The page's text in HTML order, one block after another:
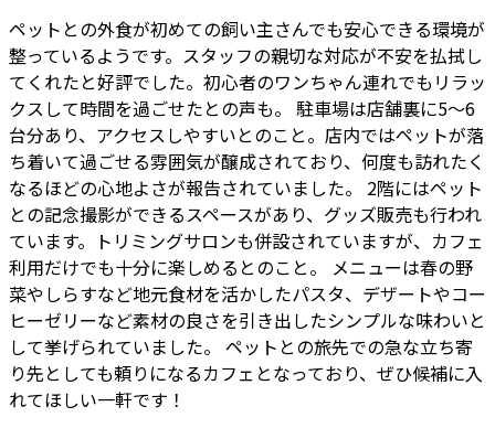
ペットとの外食が初めての飼い主さんでも安心できる環境が
整っているようです。スタッフの親切な対応が不安を払拭し
てくれたと好評でした。初心者のワンちゃん連れでもリラッ
クスして時間を過ごせたとの声も。 駐車場は店舗裏に5～6
台分あり、アクセスしやすいとのこと。店内ではペットが落
ち着いて過ごせる雰囲気が醸成されており、何度も訪れたく
なるほどの心地よさが報告されていました。 2階にはペット
との記念撮影ができるスペースがあり、グッズ販売も行われ
ています。トリミングサロンも併設されていますが、カフェ
利用だけでも十分に楽しめるとのこと。 メニューは春の野
菜やしらすなど地元食材を活かしたパスタ、デザートやコー
ヒーゼリーなど素材の良さを引き出したシンプルな味わいと
して挙げられていました。 ペットとの旅先での急な立ち寄
り先としても頼りになるカフェとなっており、ぜひ候補に入
れてほしい一軒です！